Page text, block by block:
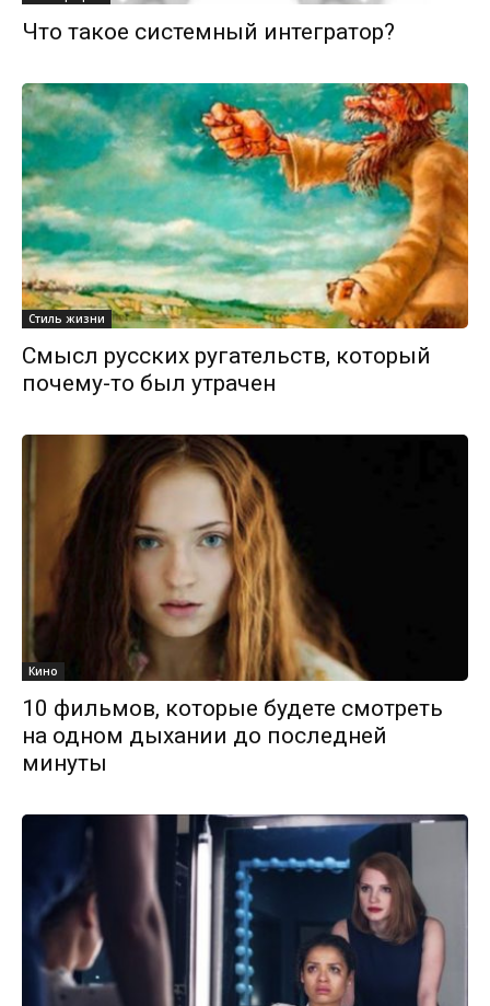
Что такое системный интегратор?
Стиль жизни
Смысл русских ругательств, который
почему-то был утрачен
Кино
10 фильмов, которые будете смотреть
на одном дыхании до последней
минуты